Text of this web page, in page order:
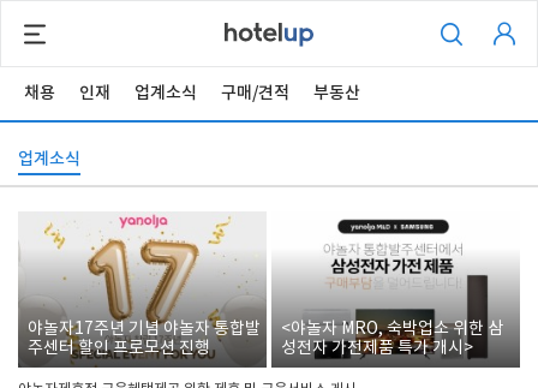
채용 인재 업계소식 구매/견적 부동산
업계소식
야놀자17주년 기념 야놀자 통합발
주센터 할인 프로모션 진행
<야놀자 MRO, 숙박업소 위한 삼
성전자 가전제품 특가 개시>